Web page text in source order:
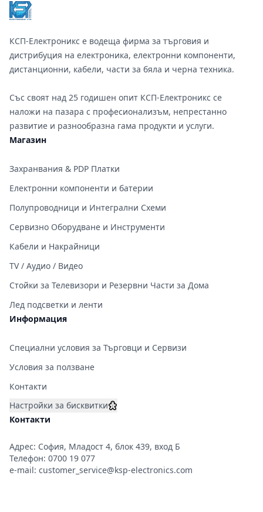
КСП-Електроникс е водеща фирма за търговия и
дистрибуция на електроника, електронни компоненти,
дистанционни, кабели, части за бяла и черна техника.
Със своят над 25 годишен опит КСП-Електроникс се
наложи на пазара с професионализъм, непрестанно
развитие и разнообразна гама продукти и услуги.
Магазин
Захранвания & PDP Платки
Електронни компоненти и батерии
Полупроводници и Интегрални Схеми
Сервизно Оборудване и Инструменти
Кабели и Накрайници
TV / Аудио / Видео
Стойки за Телевизори и Резервни Части за Дома
Лед подсветки и ленти
Информация
Специални условия за Търговци и Сервизи
Условия за ползване
Контакти
Настройки за бисквитки
Контакти
Адрес: София, Младост 4, блок 439, вход Б
Телефон: 0700 19 077
e-mail: customer_service@ksp-electronics.com